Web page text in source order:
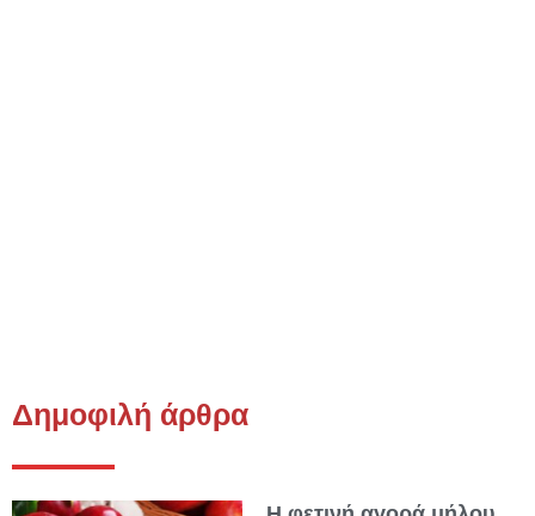
Δημοφιλή άρθρα